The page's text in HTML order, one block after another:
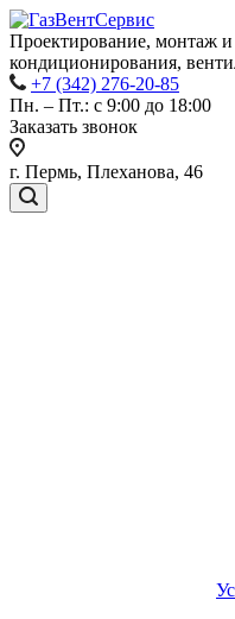
Проектирование, монтаж и
кондиционирования,
+7 (342) 276-20-85
Пн. – Пт.: с 9:00 до 18:00
Заказать звонок
г. Пермь, Плеханова, 46